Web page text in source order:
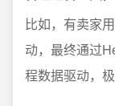
比如，有卖家
动，最终通过
程数据驱动，